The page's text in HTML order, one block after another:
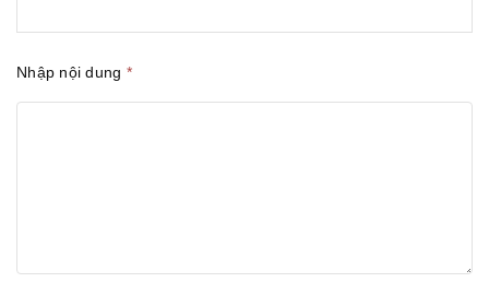
Nhập nội dung *